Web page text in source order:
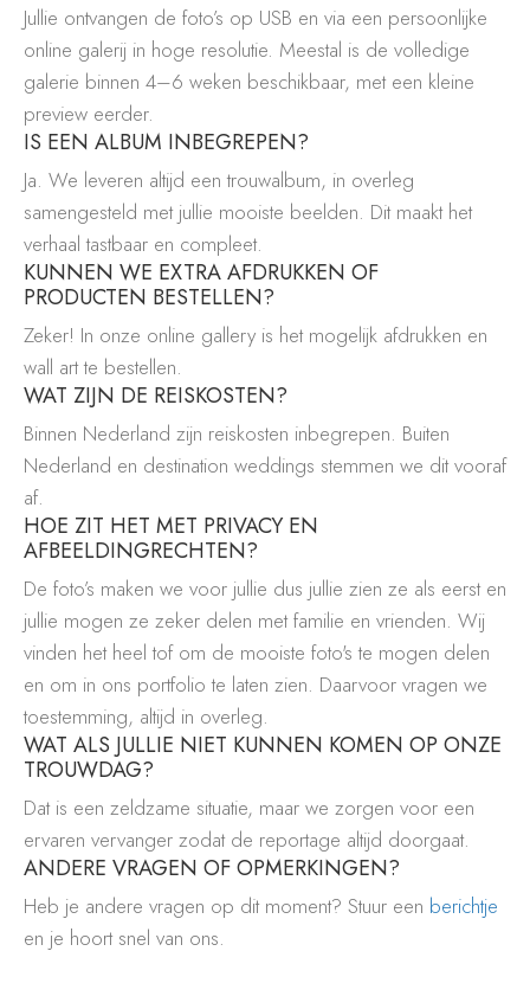
Jullie ontvangen de foto’s op USB en via een persoonlijke
online galerij in hoge resolutie. Meestal is de volledige
galerie binnen 4–6 weken beschikbaar, met een kleine
preview eerder.
IS EEN ALBUM INBEGREPEN?
Ja. We leveren altijd een trouwalbum, in overleg
samengesteld met jullie mooiste beelden. Dit maakt het
verhaal tastbaar en compleet.
KUNNEN WE EXTRA AFDRUKKEN OF
PRODUCTEN BESTELLEN?
Zeker! In onze online gallery is het mogelijk afdrukken en
wall art te bestellen.
WAT ZIJN DE REISKOSTEN?
Binnen Nederland zijn reiskosten inbegrepen. Buiten
Nederland en destination weddings stemmen we dit vooraf
af.
HOE ZIT HET MET PRIVACY EN
AFBEELDINGRECHTEN?
De foto’s maken we voor jullie dus jullie zien ze als eerst en
jullie mogen ze zeker delen met familie en vrienden. Wij
vinden het heel tof om de mooiste foto's te mogen delen
en om in ons portfolio te laten zien. Daarvoor vragen we
toestemming, altijd in overleg.
WAT ALS JULLIE NIET KUNNEN KOMEN OP ONZE
TROUWDAG?
Dat is een zeldzame situatie, maar we zorgen voor een
ervaren vervanger zodat de reportage altijd doorgaat.
ANDERE VRAGEN OF OPMERKINGEN?
Heb je andere vragen op dit moment? Stuur een berichtje
en je hoort snel van ons.